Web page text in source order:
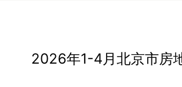
2026年1-4月北京市房